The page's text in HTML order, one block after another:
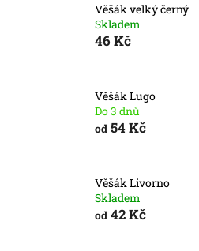
Věšák velký černý
Skladem
46 Kč
Věšák Lugo
Do 3 dnů
od 54 Kč
Věšák Livorno
Skladem
od 42 Kč